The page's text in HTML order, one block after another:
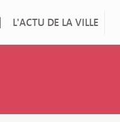
L'ACTU DE LA VILLE